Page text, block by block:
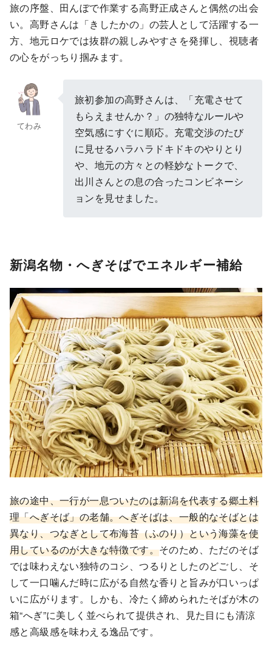
旅の序盤、田んぼで作業する高野正成さんと偶然の出会
い。高野さんは「きしたかの」の芸人として活躍する一
方、地元ロケでは抜群の親しみやすさを発揮し、視聴者
の心をがっちり掴みます。
てわみ
旅初参加の高野さんは、「充電させて
もらえませんか？」の独特なルールや
空気感にすぐに順応。充電交渉のたび
に見せるハラハラドキドキのやりとり
や、地元の方々との軽妙なトークで、
出川さんとの息の合ったコンビネーシ
ョンを見せました。
新潟名物・へぎそばでエネルギー補給
旅の途中、一行が一息ついたのは新潟を代表する郷土料
理「へぎそば」の老舗。へぎそばは、一般的なそばとは
異なり、つなぎとして布海苔（ふのり）という海藻を使
用しているのが大きな特徴です。そのため、ただのそば
では味わえない独特のコシ、つるりとしたのどごし、そ
して一口噛んだ時に広がる自然な香りと旨みが口いっぱ
いに広がります。しかも、冷たく締められたそばが木の
箱“へぎ”に美しく並べられて提供され、見た目にも清涼
感と高級感を味わえる逸品です。